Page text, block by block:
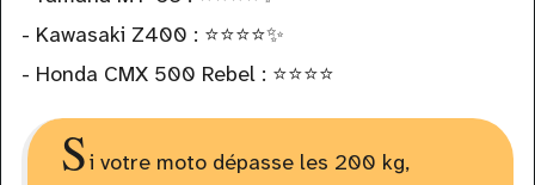
- Kawasaki Z400 : ⭐⭐⭐⭐✨
- Honda CMX 500 Rebel : ⭐⭐⭐⭐
Si votre moto dépasse les 200 kg,